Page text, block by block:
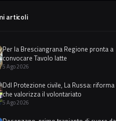
articoli
Per la Bresciangrana Regione pronta a
convocare Tavolo latte
5 Ago 2026
Ddl Protezione civile, La Russa: riforma
che valorizza il volontariato
5 Ago 2026